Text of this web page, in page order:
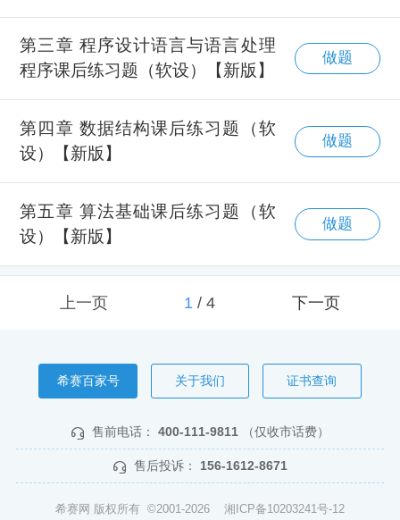
第三章 程序设计语言与语言处理
程序课后练习题（软设）【新版】
做题
第四章 数据结构课后练习题（软
设）【新版】
做题
第五章 算法基础课后练习题（软
设）【新版】
做题
上一页 1/ 4 下一页
希赛百家号 关于我们 证书查询
售前电话： 400-111-9811 （仅收市话费）
售后投诉： 156-1612-8671
希赛网 版权所有 ©2001-2026 湘ICP备10203241号-12